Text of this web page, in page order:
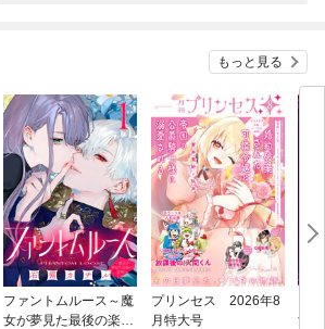
もっと見る
ファントムルース～魔
女が夢見た最後の楽園
プリンセス 2026年8
月特大号
女